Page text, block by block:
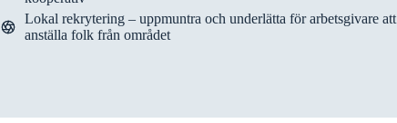
Lokal rekrytering – uppmuntra och underlätta för arbetsgivare att
anställa folk från området